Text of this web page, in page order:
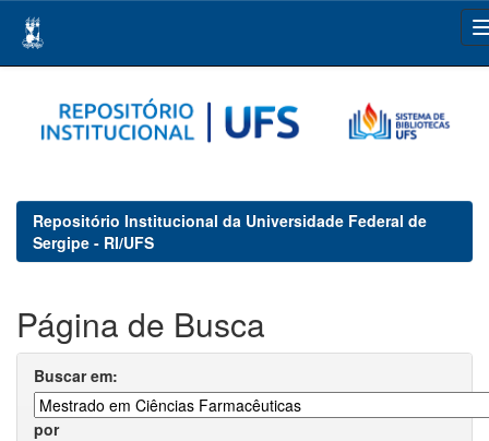
navigation
Repositório Institucional da Universidade Federal de
Sergipe - RI/UFS
Página de Busca
Buscar em:
por